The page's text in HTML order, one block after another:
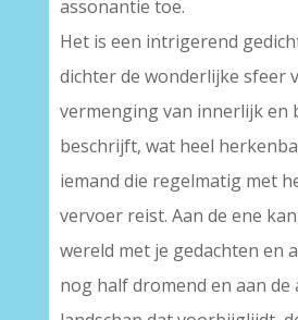
assonantie toe.
Het is een intrigerend
dichter de wonderlijke sfeer
vermenging van innerlijk en
beschrijft, wat heel
iemand die regelmatig met
vervoer reist. Aan de ene
wereld met je gedachten en
nog half dromend en aan